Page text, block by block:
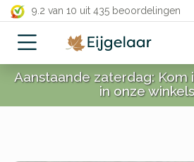
9.2 van 10 uit 435 beoordelingen
close
close
Aanstaande zaterdag: Kom
in onze winkels